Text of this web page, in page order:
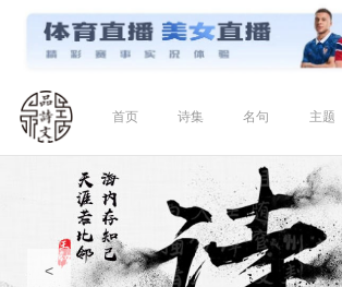
首页 诗集 名句 主题
<